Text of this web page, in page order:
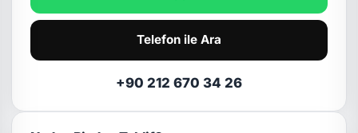
Telefon ile Ara
+90 212 670 34 26